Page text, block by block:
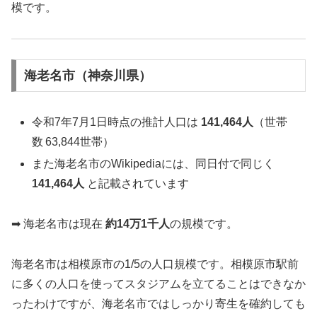
模です。
海老名市（神奈川県）
令和7年7月1日時点の推計人口は 141,464人
（世帯
数 63,844世帯）
また海老名市のWikipediaには、同日付で同じく
141,464人 と記載されています
➡ 海老名市は現在 約14万1千人の規模です。
海老名市は相模原市の1/5の人口規模です。相模原市駅前
に多くの人口を使ってスタジアムを立てることはできなか
ったわけですが、海老名市ではしっかり寄生を確約しても